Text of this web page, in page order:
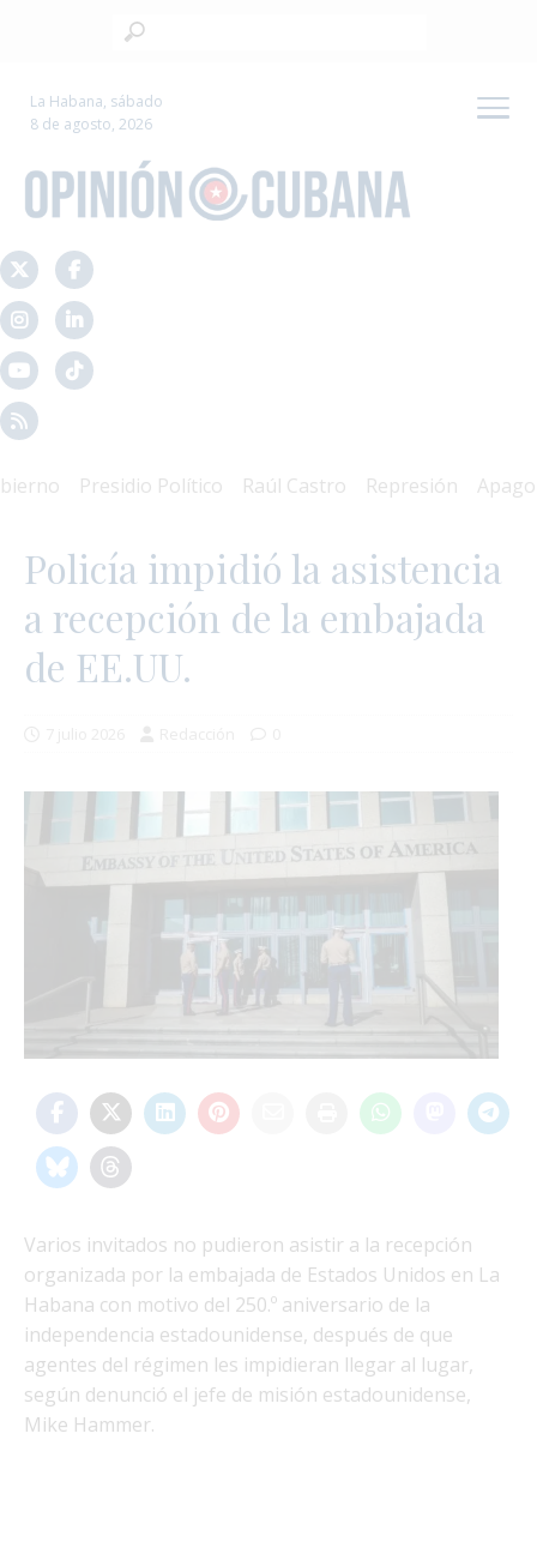
La Habana, sábado
8 de agosto, 2026
Presidio Político Raúl Castro Represión Apagones
Policía impidió la asistencia
a recepción de la embajada
de EE.UU.
Varios invitados no pudieron asistir a la recepción
organizada por la embajada de Estados Unidos en La
Habana con motivo del 250.º aniversario de la
independencia estadounidense, después de que
agentes del régimen les impidieran llegar al lugar,
según denunció el jefe de misión estadounidense,
Mike Hammer.